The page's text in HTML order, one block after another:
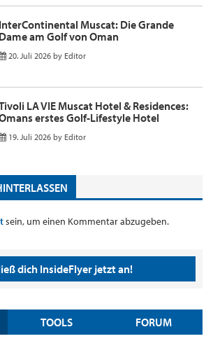
InterContinental Muscat: Die Grande
Dame am Golf von Oman
20. Juli 2026 by Editor
LA VIE Muscat Hotel & Residences:
erstes Golf-Lifestyle Hotel
19. Juli 2026 by Editor
sein, um einen Kommentar abzugeben.
dich InsideFlyer jetzt an!
TOOLS FORUM